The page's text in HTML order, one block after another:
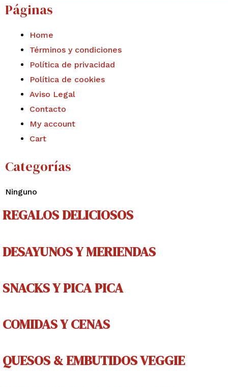
Páginas
Home
Términos y condiciones
Política de privacidad
Política de cookies
Aviso Legal
Contacto
My account
Cart
Categorías
Ninguno
REGALOS DELICIOSOS
DESAYUNOS Y MERIENDAS
SNACKS Y PICA PICA
COMIDAS Y CENAS
QUESOS & EMBUTIDOS VEGGIE